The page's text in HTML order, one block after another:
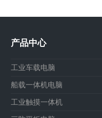
产品中心
工业车载电脑
船载一体机电脑
工业触摸一体机